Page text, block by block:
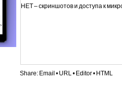
Share: Email • URL• Editor• HTML